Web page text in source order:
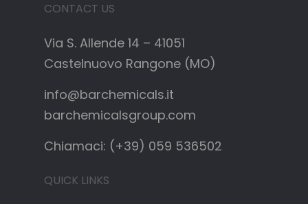
CONTACT US
Via S. Allende 14 – 41051
Castelnuovo Rangone (MO)
info@barchemicals.it
barchemicalsgroup.com
Chiamaci: (+39) 059 536502
QUICK LINKS